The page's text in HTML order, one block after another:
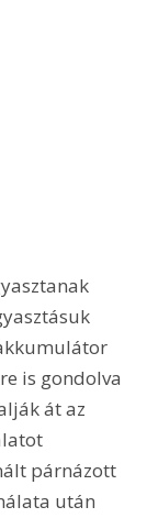
is gondolva
át az
párnázott
után